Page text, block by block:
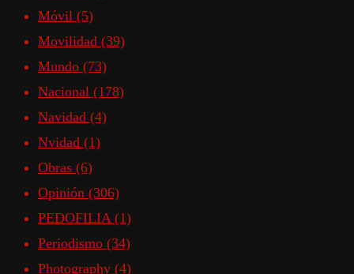
Móvil (5)
Movilidad (39)
Mundo (73)
Nacional (178)
Navidad (4)
Nvidad (1)
Obras (6)
Opinión (306)
PEDOFILIA (1)
Periodismo (34)
Photography (4)